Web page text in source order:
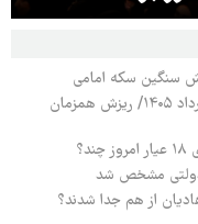
قیمت محصولات ایران خودرو چهارشنبه ۱۴ مرداد ۱۴۰۵/ ریزش همزمان
دولتی مشخص شد
از هم جدا شدند؟